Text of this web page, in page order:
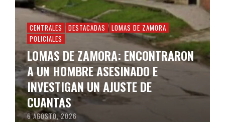
CENTRALES DESTACADAS
LOMAS DE ZAMORA
POLICIALES
LOMAS DE ZAMORA: ENCONTRARON
A UN HOMBRE ASESINADO E
INVESTIGAN UN AJUSTE DE
CUANTAS
6 AGOSTO, 2026